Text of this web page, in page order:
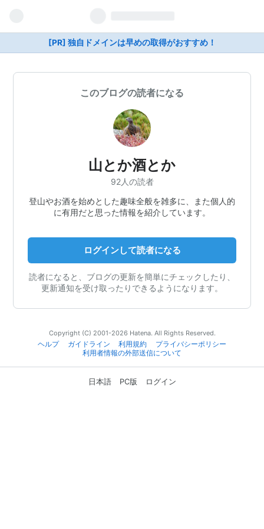
[PR] 独自ドメインは早めの取得がおすすめ！
このブログの読者になる
山とか酒とか
92人の読者
登山やお酒を始めとした趣味全般を雑多に、また個人的
に有用だと思った情報を紹介しています。
ログインして読者になる
読者になると、ブログの更新を簡単にチェックしたり、
更新通知を受け取ったりできるようになります。
Copyright (C) 2001-2026 Hatena. All Rights Reserved.
ヘルプ
ガイドライン 利用規約
プライバシーポリシー
利用者情報の外部送信について
日本語 PC版 ログイン